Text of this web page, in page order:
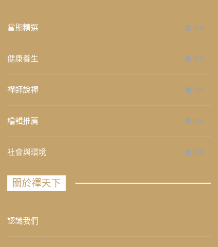
當期精選 658
健康養生 276
禪師說禪 267
編輯推薦 236
社會與環境 235
關於禪天下
認識我們